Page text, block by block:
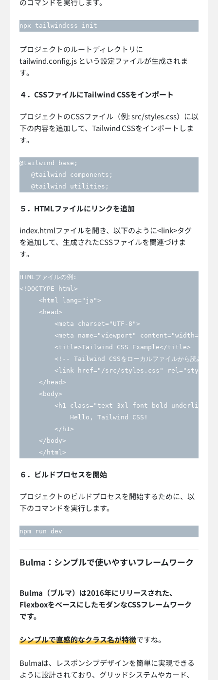
のコマンドを実行します。
npx tailwindcss init
プロジェクトのルートディレクトリに
tailwind.config.js という設定ファイルが生成されま
す。
４．CSSファイルにTailwind CSSをインポート
プロジェクトのCSSファイル（例: src/styles.css）に以
下の内容を追加して、Tailwind CSSをインポートしま
す。
@tailwind base;
   @tailwind components;
   @tailwind utilities;
５．HTMLファイルにリンクを追加
index.htmlファイルを開き、以下のように<link>タグ
を追加して、生成されたCSSファイルを関連づけま
す。
HTMLファイルの例:
<!DOCTYPE html>
     <html lang="ja">
     <head>
         <meta charset="UTF-8">
<meta name="viewport"
         <title>Tailwind CSS Example</title>
<!-- Tailwind CSSをローカルファイルから読み込
<link href="/src/styles.css"
     </head>
     <body>
         <h1 class="text-3xl font-bold underline">
             Hello, Tailwind CSS!
         </h1>
     </body>
     </html>
６．ビルドプロセスを開始
プロジェクトのビルドプロセスを開始するために、以
下のコマンドを実行します。
npm run dev
Bulma：シンプルで使いやすいフレームワーク
Bulma（ブルマ）は2016年にリリースされた、
FlexboxをベースにしたモダンなCSSフレームワーク
です。
シンプルで直感的なクラス名が特徴ですね。
Bulmaは、レスポンシブデザインを簡単に実現できる
ように設計されており、グリッドシステムやカード、